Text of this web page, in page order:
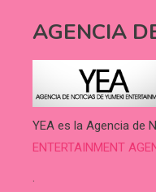
AGENCIA
YEA es la Agencia de
ENTERTAINMENT